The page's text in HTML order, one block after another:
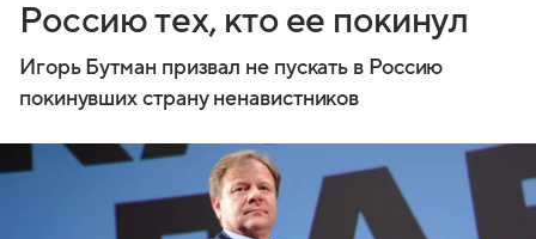
Россию тех, кто ее покинул
Игорь Бутман призвал не пускать в Россию
покинувших страну ненавистников